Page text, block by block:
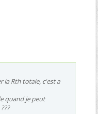
la Rth totale, c'est a
quand je peut